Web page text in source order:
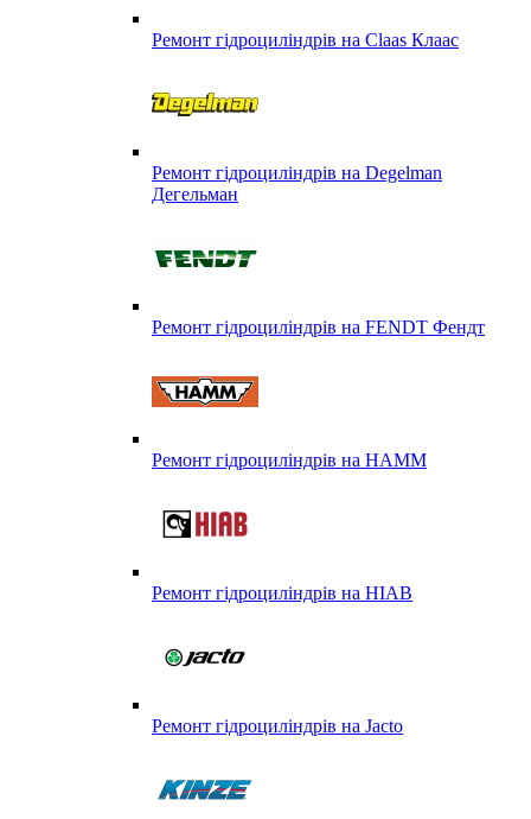
Ремонт гідроциліндрів на Claas Клаас
Ремонт гідроциліндрів на Degelman
Дегельман
Ремонт гідроциліндрів на FENDT Фендт
Ремонт гідроциліндрів на HAMM
Ремонт гідроциліндрів на HIAB
Ремонт гідроциліндрів на Jacto